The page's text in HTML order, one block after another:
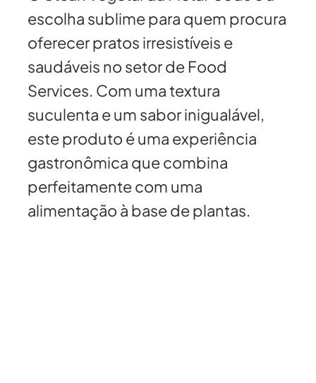
escolha sublime para quem procura
oferecer pratos irresistíveis e
saudáveis no setor de Food
Services. Com uma textura
suculenta e um sabor inigualável,
este produto é uma experiência
gastronômica que combina
perfeitamente com uma
alimentação à base de plantas.